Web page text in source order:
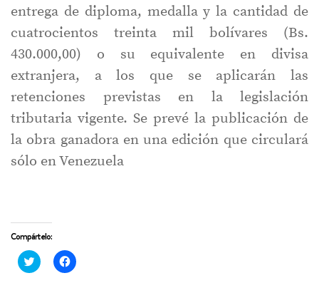
entrega de diploma, medalla y la cantidad de
cuatrocientos treinta mil bolívares (Bs.
430.000,00) o su equivalente en divisa
extranjera, a los que se aplicarán las
retenciones previstas en la legislación
tributaria vigente. Se prevé la publicación de
la obra ganadora en una edición que circulará
sólo en Venezuela
Compártelo:
Haz
clic
Haz
clic